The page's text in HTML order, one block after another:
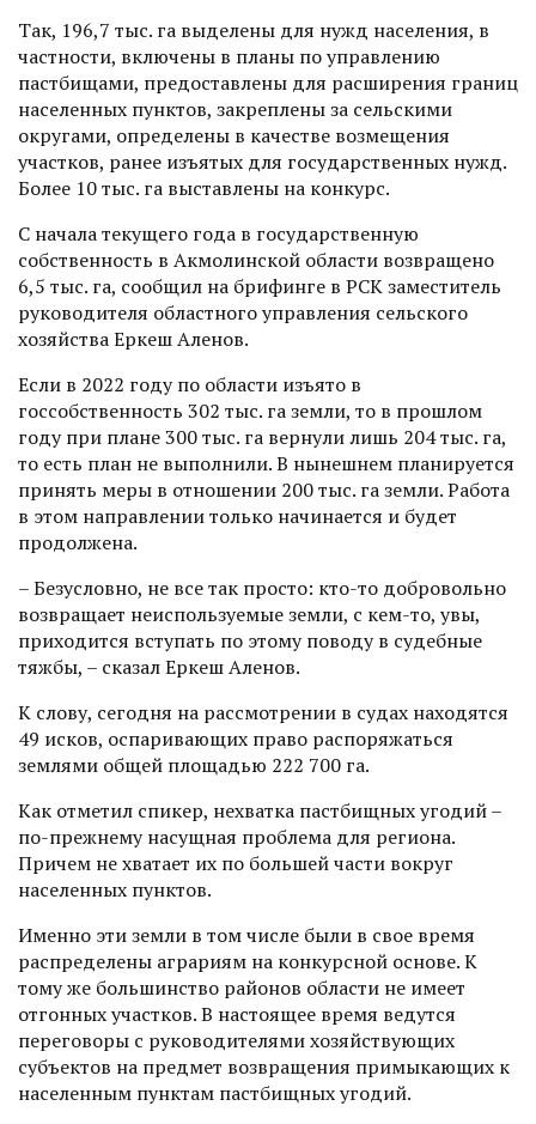
Так, 196,7 тыс. га выделены для нужд населения, в
частности, включены в планы по управлению
пастбищами, предоставлены для расширения границ
населенных пунктов, закреплены за сельскими
округами, определены в качестве возмещения
участков, ранее изъя­тых для государственных нужд.
Более 10 тыс. га выставлены на конкурс.
С начала текущего года в государственную
собственность в Акмолинской области возвращено
6,5 тыс. га, сообщил на брифинге в РСК заместитель
руководителя областного управления сельского
хозяйства Еркеш Аленов.
Если в 2022 году по области изъя­то в
госсобственность 302 тыс. га земли, то в прошлом
году при плане 300 тыс. га вернули лишь 204 тыс. га,
то есть план не выполнили. В нынешнем планируется
принять меры в отношении 200 тыс. га земли. Работа
в этом нап­равлении только начинается и будет
продолжена.
– Безусловно, не все так просто: кто-то добровольно
возвращает неиспользуемые земли, с кем-то, увы,
приходится вступать по этому поводу в судебные
тяжбы, – сказал Еркеш Аленов.
К слову, сегодня на рассмотрении в судах находятся
49 исков, оспаривающих право распоряжаться
землями общей площадью 222 700 га.
Как отметил спикер, нехватка пастбищных угодий –
по-прежнему насущная проблема для региона.
Причем не хватает их по большей части вокруг
населенных пунктов.
Именно эти земли в том числе были в свое время
распределены аграриям на конкурсной основе. К
тому же большинство районов области не имеет
отгонных участков. В настоящее время ведутся
переговоры с руководителями хозяйствующих
субъектов на предмет возвращения примыкающих к
населенным пунк­там пастбищных угодий.